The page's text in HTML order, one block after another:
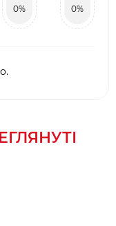
0% 0%